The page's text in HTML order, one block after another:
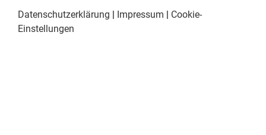
Datenschutzerklärung | Impressum | Cookie-
Einstellungen